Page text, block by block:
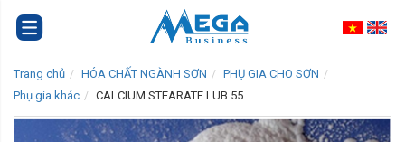
Trang chủ HÓA CHẤT NGÀNH SƠN
PHỤ GIA CHO SƠN
Phụ gia khác
CALCIUM STEARATE LUB 55